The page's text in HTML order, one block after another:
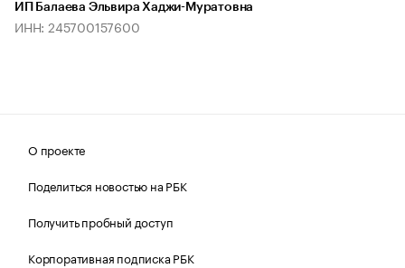
ИП Балаева Эльвира Хаджи-Муратовна
ИНН: 245700157600
О проекте
Поделиться новостью на РБК
Получить пробный доступ
Корпоративная подписка РБК